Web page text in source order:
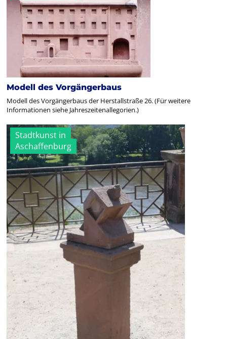
Modell des Vorgängerbaus
Modell des Vorgängerbaus der Herstallstraße 26. (Für weitere
Informationen siehe Jahreszeitenallegorien.)
Stadtkunst in
Aschaffenburg